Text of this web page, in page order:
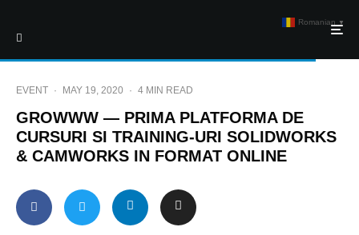
EVENT · MAY 19, 2020 · 4 MIN READ
GROWWW — PRIMA PLATFORMA DE
CURSURI SI TRAINING-URI SOLIDWORKS
& CAMWORKS IN FORMAT ONLINE
Romanian ▼